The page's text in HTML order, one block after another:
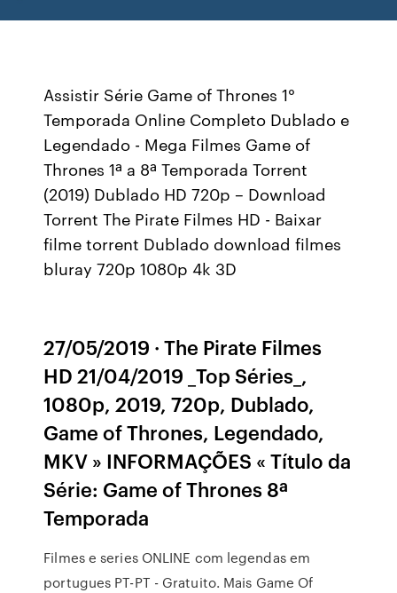
Assistir Série Game of Thrones 1°
Temporada Online Completo Dublado e
Legendado - Mega Filmes Game of
Thrones 1ª a 8ª Temporada Torrent
(2019) Dublado HD 720p – Download
Torrent The Pirate Filmes HD - Baixar
filme torrent Dublado download filmes
bluray 720p 1080p 4k 3D
27/05/2019 · The Pirate Filmes
HD 21/04/2019 _Top Séries_,
1080p, 2019, 720p, Dublado,
Game of Thrones, Legendado,
MKV » INFORMAÇÕES « Título da
Série: Game of Thrones 8ª
Temporada
Filmes e series ONLINE com legendas em
portugues PT-PT - Gratuito. Mais Game Of